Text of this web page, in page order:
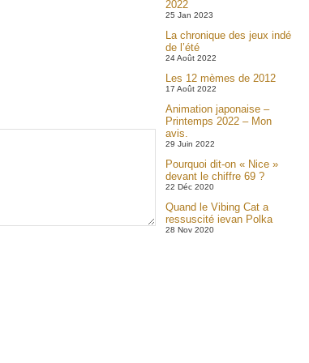
2022
25 Jan 2023
La chronique des jeux indé
de l’été
24 Août 2022
Les 12 mèmes de 2012
17 Août 2022
Animation japonaise –
Printemps 2022 – Mon
avis.
29 Juin 2022
Pourquoi dit-on « Nice »
devant le chiffre 69 ?
22 Déc 2020
Quand le Vibing Cat a
ressuscité ievan Polka
28 Nov 2020